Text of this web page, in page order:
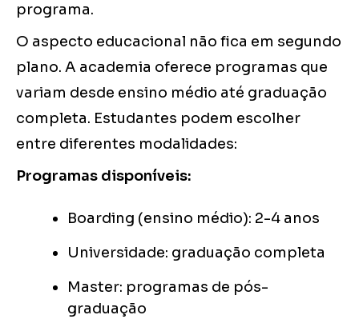
programa.
O aspecto educacional não fica em segundo
plano. A academia oferece programas que
variam desde ensino médio até graduação
completa. Estudantes podem escolher
entre diferentes modalidades:
Programas disponíveis:
Boarding (ensino médio): 2-4 anos
Universidade: graduação completa
Master: programas de pós-
graduação